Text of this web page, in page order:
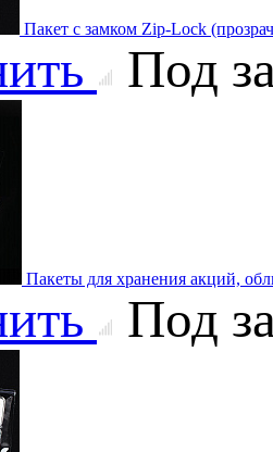
Пакет с замком Zip-Lock
Под
Пакеты для хранения акций,
Под